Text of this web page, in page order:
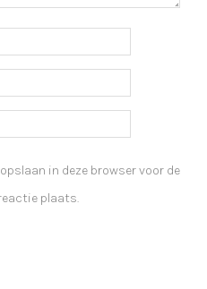
in deze browser voor de
plaats.